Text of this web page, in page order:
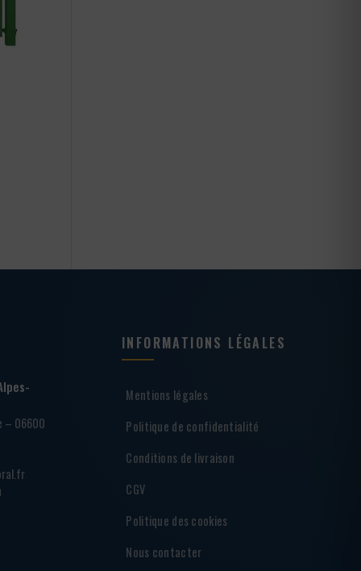
– 06600
INFORMATIONS LÉGALES
Mentions légales
Politique de confidentialité
Conditions de livraison
CGV
Politique des cookies
Nous contacter